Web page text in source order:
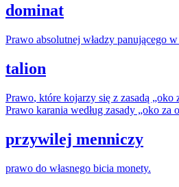
dominat
Prawo absolutnej władzy panującego
talion
Prawo, które kojarzy się z zasadą „oko
Prawo karania według zasady „oko za
przywilej menniczy
prawo do własnego bicia monety.